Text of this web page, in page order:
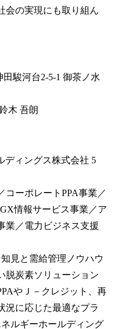
会の実現にも取り組ん
駿河台2-5-1 御茶ノ水
吾朗
ングス株式会社 5
ーポレートPPA事業／
情報サービス事業／ア
業／電力ビジネス支援
需給管理ノウハウ
脱炭素ソリューション
やＪ－クレジット、再
況に応じた最適なプラ
ルギーホールディング